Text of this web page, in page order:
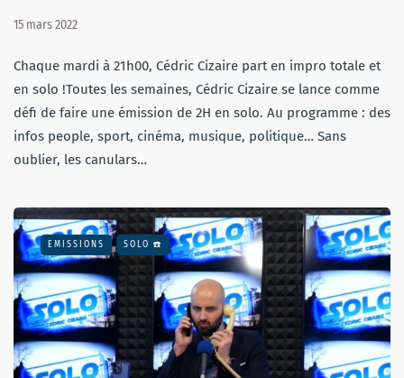
15 mars 2022
Chaque mardi à 21h00, Cédric Cizaire part en impro totale et
en solo !Toutes les semaines, Cédric Cizaire se lance comme
défi de faire une émission de 2H en solo. Au programme : des
infos people, sport, cinéma, musique, politique… Sans
oublier, les canulars…
EMISSIONS SOLO ☎️